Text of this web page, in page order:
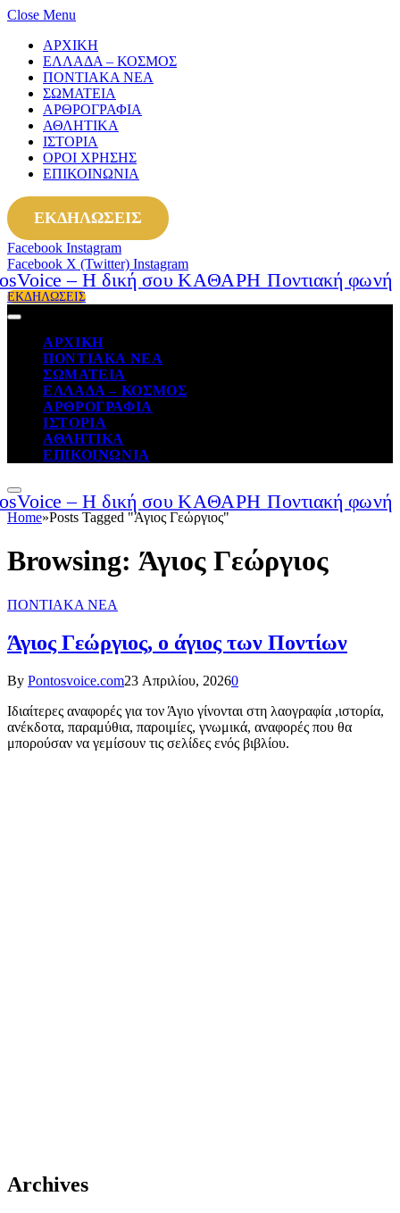
Close Menu
ΑΡΧΙΚΗ
ΕΛΛΑΔΑ – ΚΟΣΜΟΣ
ΠΟΝΤΙΑΚΑ ΝΕΑ
ΣΩΜΑΤΕΙΑ
ΑΡΘΡΟΓΡΑΦΙΑ
ΑΘΛΗΤΙΚΑ
ΙΣΤΟΡΙΑ
ΟΡΟΙ ΧΡΗΣΗΣ
ΕΠΙΚΟΙΝΩΝΙΑ
ΕΚΔΗΛΩΣΕΙΣ
Facebook Instagram
Facebook X (Twitter) Instagram
ΕΚΔΗΛΩΣΕΙΣ
ΑΡΧΙΚΗ
ΠΟΝΤΙΑΚΑ ΝΕΑ
ΣΩΜΑΤΕΙΑ
ΕΛΛΑΔΑ – ΚΟΣΜΟΣ
ΑΡΘΡΟΓΡΑΦΙΑ
ΙΣΤΟΡΙΑ
ΑΘΛΗΤΙΚΑ
ΕΠΙΚΟΙΝΩΝΙΑ
Home»Posts Tagged "Άγιος Γεώργιος"
Browsing: Άγιος Γεώργιος
ΠΟΝΤΙΑΚΑ ΝΕΑ
Άγιος Γεώργιος, ο άγιος των Ποντίων
By Pontosvoice.com23 Απριλίου, 20260
Ιδιαίτερες αναφορές για τον Άγιο γίνονται στη λαογραφία ,ιστορία,
ανέκδοτα, παραμύθια, παροιμίες, γνωμικά, αναφορές που θα
μπορούσαν να γεμίσουν τις σελίδες ενός βιβλίου.
Archives